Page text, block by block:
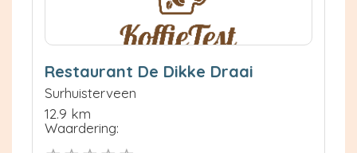
Restaurant De Dikke Draai
Surhuisterveen
12.9 km
Waardering: